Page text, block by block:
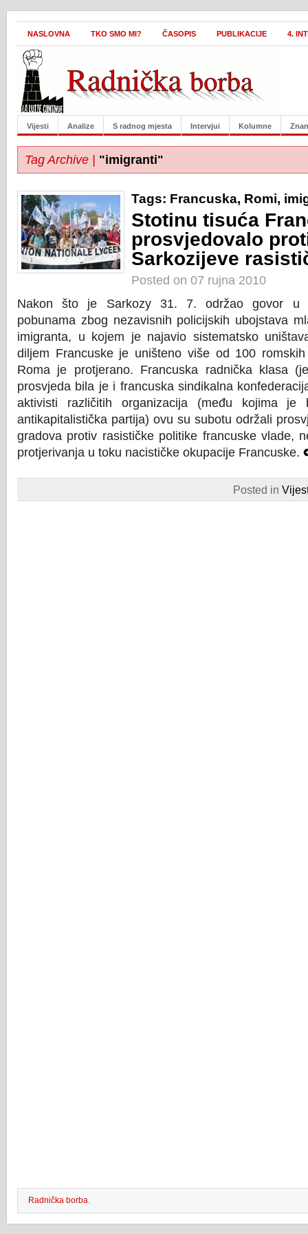
NASLOVNA TKO SMO MI? ČASOPIS PUBLIKACIJE 4.
Vijesti Analize S radnog mjesta Intervjui Kolumne
Tag Archive | "imigranti"
Tags: Francuska, Romi,
Stotinu tisuća
prosvjedovalo
Sarkozijeve
Posted on 07 rujna 2010
Nakon što je Sarkozy 31. 7. održao govor u
pobunama zbog nezavisnih policijskih ubojstava
imigranta, u kojem je najavio sistematsko
diljem Francuske je uništeno više od 100
Roma je protjerano. Francuska radnička klasa
prosvjeda bila je i francuska sindikalna
aktivisti različitih organizacija (među kojima
antikapitalistička partija) ovu su subotu održali
gradova protiv rasističke politike francuske vlade,
protjerivanja u toku nacističke okupacije Francuske.
Posted in
Radnička borba.